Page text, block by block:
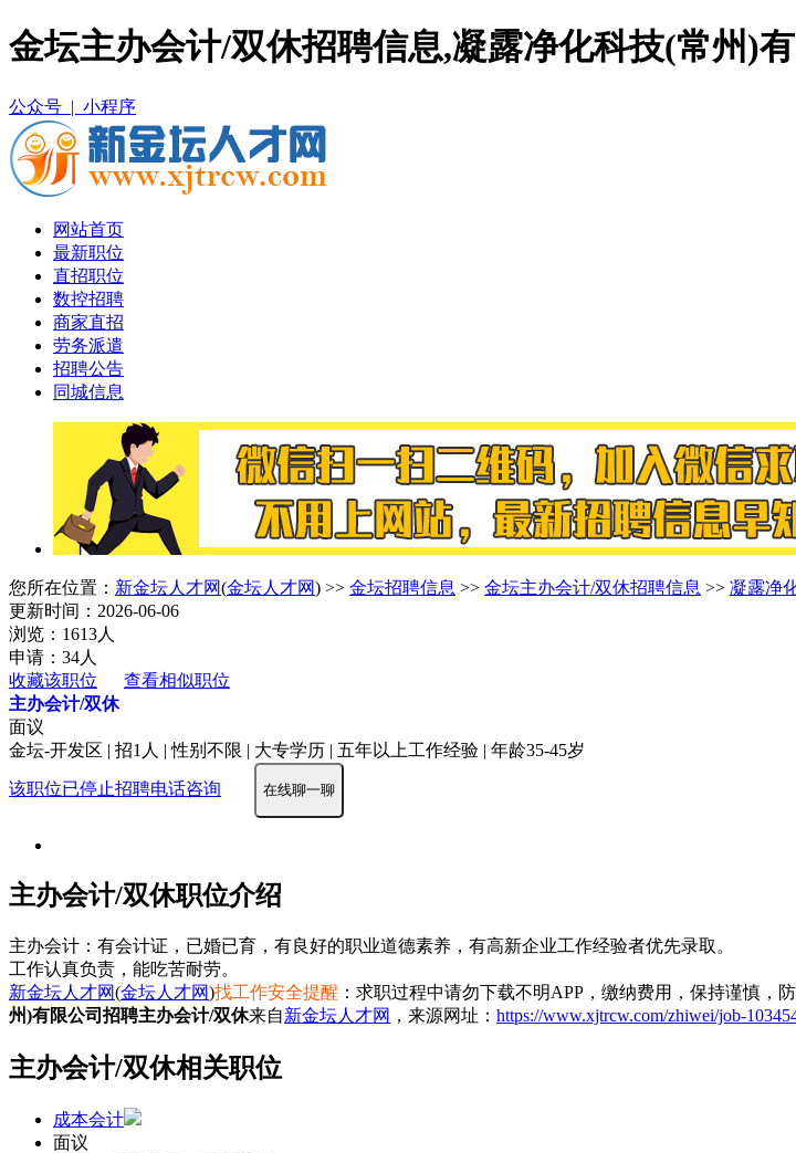
金坛主办会计/双休招聘信息,凝露净化科技(常州)
公众号 | 小程序
网站首页
最新职位
直招职位
数控招聘
商家直招
劳务派遣
招聘公告
同城信息
您所在位置： 新金坛人才网(金坛人才网) >> 金坛招聘信息 >> 金坛主办会计/双休招聘信息 >> 凝露净
更新时间：2026-06-06
浏览：1613人
申请：34人
收藏该职位
查看相似职位
主办会计/双休
面议
金坛-开发区 | 招1人 | 性别不限 | 大专学历 | 五年以上工作经验 | 年龄35-45岁
该职位已停止招聘电话咨询 在线聊一聊
主办会计/双休职位介绍
主办会计：有会计证，已婚已育，有良好的职业道德素养，有高新企业工作经验者优先录取。
工作认真负责，能吃苦耐劳。
新金坛人才网(金坛人才网)找工作安全提醒 ：求职过程中请勿下载不明APP，缴纳费用，保持谨慎
州)有限公司招聘主办会计/双休来自新金坛人才网 ，来源网址： https://www.xjtrcw.com/zhiwei/job-
主办会计/双休相关职位
成本会计
面议